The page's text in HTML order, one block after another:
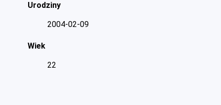
Urodziny
2004-02-09
Wiek
22